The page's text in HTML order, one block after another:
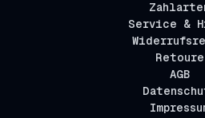
Service &
Retoure
AGB